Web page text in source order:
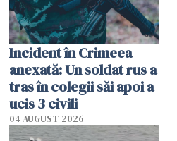
Incident în Crimeea
anexată: Un soldat rus a
tras în colegii săi apoi a
ucis 3 civili
04 AUGUST 2026